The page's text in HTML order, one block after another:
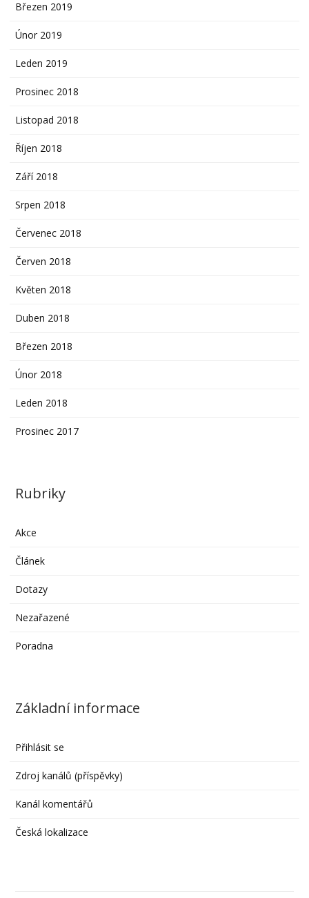
Březen 2019
Únor 2019
Leden 2019
Prosinec 2018
Listopad 2018
Říjen 2018
Září 2018
Srpen 2018
Červenec 2018
Červen 2018
Květen 2018
Duben 2018
Březen 2018
Únor 2018
Leden 2018
Prosinec 2017
Rubriky
Akce
Článek
Dotazy
Nezařazené
Poradna
Základní informace
Přihlásit se
Zdroj kanálů (příspěvky)
Kanál komentářů
Česká lokalizace